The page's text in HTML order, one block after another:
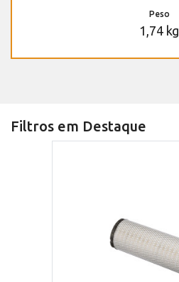
Peso
1,74 kg
Filtros em Destaque